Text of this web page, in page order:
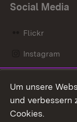
Social Media
Flickr
Instagram
Mastodon
Messenger
Um unsere
und verbessern
Cookies.